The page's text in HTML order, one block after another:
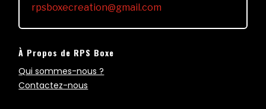
rpsboxecreation@gmail.com
À Propos de RPS Boxe
Qui sommes-nous ?
Contactez-nous